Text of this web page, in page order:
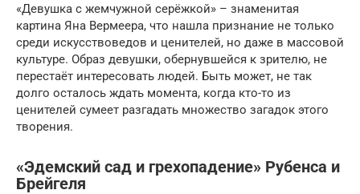
«Девушка с жемчужной серёжкой» – знаменитая
картина Яна Вермеера, что нашла признание не только
среди искусствоведов и ценителей, но даже в массовой
культуре. Образ девушки, обернувшейся к зрителю, не
перестаёт интересовать людей. Быть может, не так
долго осталось ждать момента, когда кто-то из
ценителей сумеет разгадать множество загадок этого
творения.
«Эдемский сад и грехопадение» Рубенса и
Брейгеля